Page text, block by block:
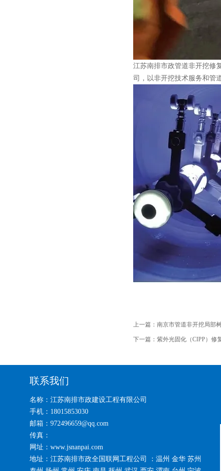
江苏南排市政管道非开挖修
司，以非开挖技术服务和管
上一篇： 南京市管道非开挖局部
下一篇： 紫外光固化（CIPP）修
联系我们
名称：江苏南排市政建设工程有限公司
手机：18015853030
邮箱：972496659@qq.com
传真：
网址：www.jsnanpai.com
地址：江苏南排市政全国联网工程公司 ：温州 金华 苏州